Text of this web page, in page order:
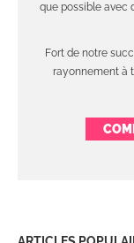
que possible avec
Fort de notre
rayonnement à